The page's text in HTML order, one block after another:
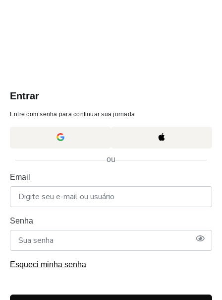
Entrar
Entre com senha para continuar sua jornada
ou
Email
Senha
Esqueci minha senha